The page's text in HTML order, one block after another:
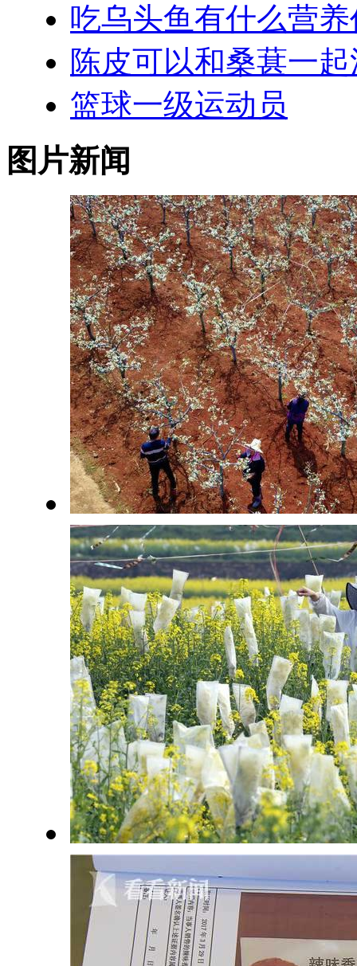
吃乌头鱼有什么营
陈皮可以和桑葚一
篮球一级运动员
图片新闻